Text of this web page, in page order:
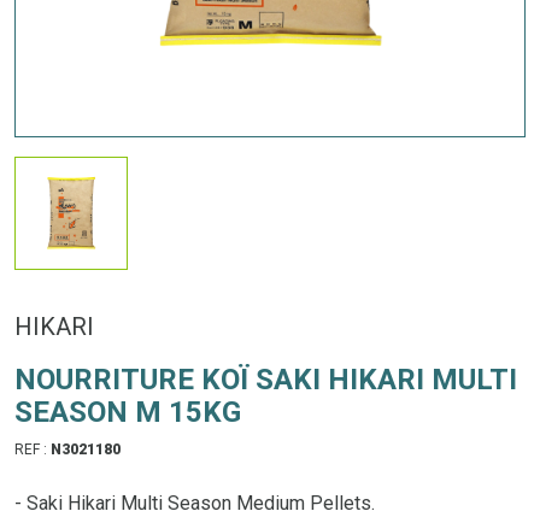
HIKARI
NOURRITURE KOÏ SAKI HIKARI MULTI
SEASON M 15KG
REF : N3021180
- Saki Hikari Multi Season Medium Pellets.